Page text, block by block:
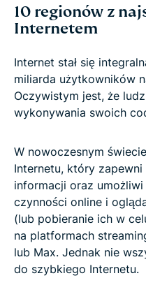
10 regionów z
Internetem
Internet stał się
miliarda użytkowników
Oczywistym jest, że
wykonywania swoich
W nowoczesnym
Internetu, który
informacji oraz
czynności online i
(lub pobieranie ich w
na platformach
lub Max. Jednak nie
do szybkiego Internetu.